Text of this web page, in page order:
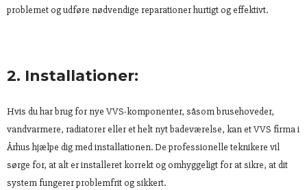
problemet og udføre nødvendige reparationer hurtigt og effektivt.
2. Installationer:
Hvis du har brug for nye VVS-komponenter, såsom brusehoveder,
vandvarmere, radiatorer eller et helt nyt badeværelse, kan et VVS firma i
Århus hjælpe dig med installationen. De professionelle teknikere vil
sørge for, at alt er installeret korrekt og omhyggeligt for at sikre, at dit
system fungerer problemfrit og sikkert.